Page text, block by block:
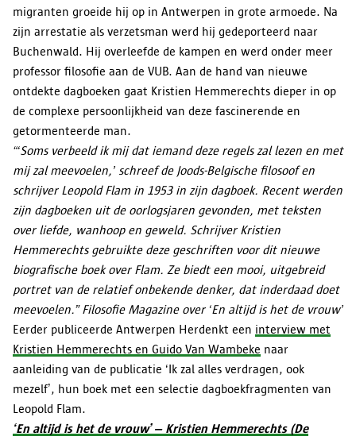
migranten groeide hij op in Antwerpen in grote armoede. Na
zijn arrestatie als verzetsman werd hij gedeporteerd naar
Buchenwald. Hij overleefde de kampen en werd onder meer
professor filosofie aan de VUB. Aan de hand van nieuwe
ontdekte dagboeken gaat Kristien Hemmerechts dieper in op
de complexe persoonlijkheid van deze fascinerende en
getormenteerde man.
“‘Soms verbeeld ik mij dat iemand deze regels zal lezen en met
mij zal meevoelen,’ schreef de Joods-Belgische filosoof en
schrijver Leopold Flam in 1953 in zijn dagboek. Recent werden
zijn dagboeken uit de oorlogsjaren gevonden, met teksten
over liefde, wanhoop en geweld. Schrijver Kristien
Hemmerechts gebruikte deze geschriften voor dit nieuwe
biografische boek over Flam. Ze biedt een mooi, uitgebreid
portret van de relatief onbekende denker, dat inderdaad doet
meevoelen.” Filosofie Magazine over ‘En altijd is het de vrouw’
Eerder publiceerde Antwerpen Herdenkt een interview met
Kristien Hemmerechts en Guido Van Wambeke naar
aanleiding van de publicatie ‘Ik zal alles verdragen, ook
mezelf’, hun boek met een selectie dagboekfragmenten van
Leopold Flam.
‘En altijd is het de vrouw’ – Kristien Hemmerechts (De
Voorkeuren opslaan